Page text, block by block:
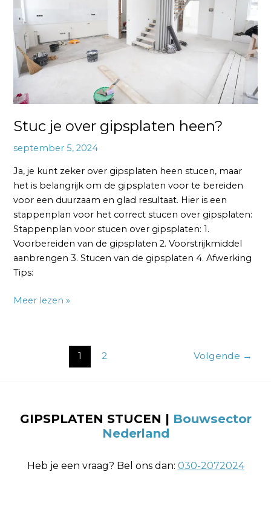
Stuc je over gipsplaten heen?
september 5, 2024
Ja, je kunt zeker over gipsplaten heen stucen, maar
het is belangrijk om de gipsplaten voor te bereiden
voor een duurzaam en glad resultaat. Hier is een
stappenplan voor het correct stucen over gipsplaten:
Stappenplan voor stucen over gipsplaten: 1.
Voorbereiden van de gipsplaten 2. Voorstrijkmiddel
aanbrengen 3. Stucen van de gipsplaten 4. Afwerking
Tips:
heen?
Meer lezen »
1 2 Volgende →
GIPSPLATEN STUCEN | Bouwsector
Nederland
Heb je een vraag? Bel ons dan: 030-2072024